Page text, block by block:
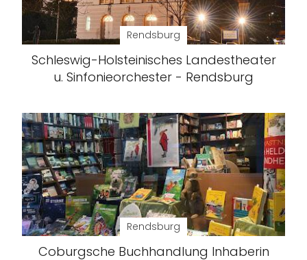
Rendsburg
Schleswig-Holsteinisches Landestheater
u. Sinfonieorchester - Rendsburg
Rendsburg
Coburgsche Buchhandlung Inhaberin